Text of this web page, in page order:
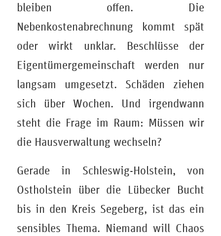
bleiben offen. Die
Nebenkostenabrechnung kommt spät
oder wirkt unklar. Beschlüsse der
Eigentümergemeinschaft werden nur
langsam umgesetzt. Schäden ziehen
sich über Wochen. Und irgendwann
steht die Frage im Raum: Müssen wir
die Hausverwaltung wechseln?
Gerade in Schleswig-Holstein, von
Ostholstein über die Lübecker Bucht
bis in den Kreis Segeberg, ist das ein
sensibles Thema. Niemand will Chaos